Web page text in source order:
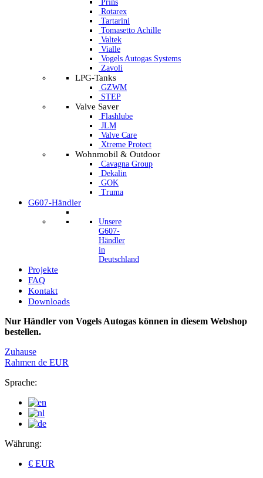
Prins
Rotarex
Tartarini
Tomasetto Achille
Valtek
Vialle
Vogels Autogas Systems
Zavoli
LPG-Tanks
GZWM
STEP
Valve Saver
Flashlube
JLM
Valve Care
Xtreme Protect
Wohnmobil & Outdoor
Cavagna Group
Dekalin
GOK
Truma
G607-Händler
Unsere
G607-
Händler
in
Deutschland
Projekte
FAQ
Kontakt
Downloads
Nur Händler von Vogels Autogas können in diesem Webshop
bestellen.
Zuhause
Rahmen de EUR
Sprache:
Währung:
€ EUR